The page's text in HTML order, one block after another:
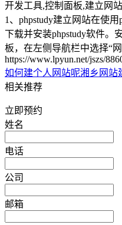
开发工具,控制面板,建立网站
1、phpstudy建立网站在使
下载并安装phpstudy软件。
板，在左侧导航栏中选择“
https://www.lpyun.net/jszs/
如何建个人网站呢湘乡网站
相关推荐
立即预约
姓名
电话
公司
邮箱